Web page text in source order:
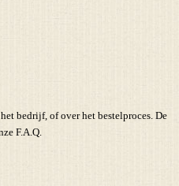
bedrijf, of over het bestelproces. De
F.A.Q.